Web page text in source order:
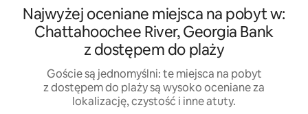
Najwyżej oceniane miejsca na pobyt w:
Chattahoochee River, Georgia Bank
z dostępem do plaży
Goście są jednomyślni: te miejsca na pobyt
z dostępem do plaży są wysoko oceniane za
lokalizację, czystość i inne atuty.